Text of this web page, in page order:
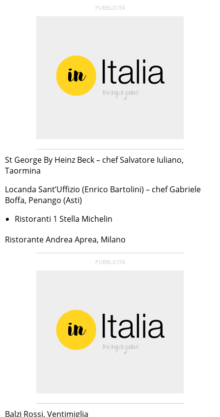
St George By Heinz Beck – chef Salvatore Iuliano,
Taormina
Locanda Sant’Uffizio (Enrico Bartolini) – chef Gabriele
Boffa, Penango (Asti)
Ristoranti 1 Stella Michelin
Ristorante Andrea Aprea, Milano
Balzi Rossi, Ventimiglia